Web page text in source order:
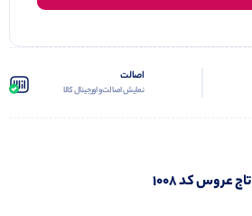
اصالت
نمایش اصالت و اورجینال کالا
تاج عروس کد 1008